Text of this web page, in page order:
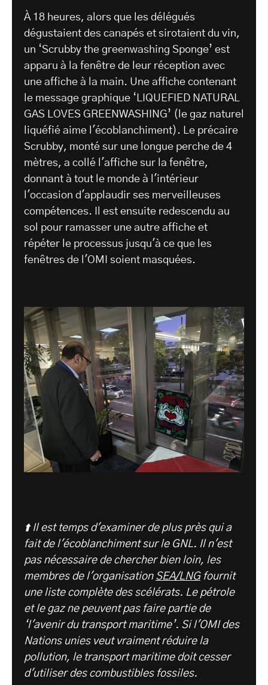
À 18 heures, alors que les délégués
dégustaient des canapés et sirotaient du vin,
un ‘Scrubby the greenwashing Sponge’ est
apparu à la fenêtre de leur réception avec
une affiche à la main. Une affiche contenant
le message graphique ‘LIQUEFIED NATURAL
GAS LOVES GREENWASHING’ (le gaz naturel
liquéfié aime l'écoblanchiment). Le précaire
Scrubby, monté sur une longue perche de 4
mètres, a collé l'affiche sur la fenêtre,
donnant à tout le monde à l'intérieur
l'occasion d'applaudir ses merveilleuses
compétences. Il est ensuite redescendu au
sol pour ramasser une autre affiche et
répéter le processus jusqu'à ce que les
fenêtres de l'OMI soient masquées.
⬆️ Il est temps d'examiner de plus près qui a
fait de l'écoblanchiment sur le GNL. Il n'est
pas nécessaire de chercher bien loin, les
membres de l'organisation SEA/LNGfournit
une liste complète des scélérats. Le pétrole
et le gaz ne peuvent pas faire partie de
‘l'avenir du transport maritime’. Si l'OMI des
Nations unies veut vraiment réduire la
pollution, le transport maritime doit cesser
d'utiliser des combustibles fossiles.